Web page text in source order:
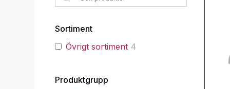
Sortiment
Övrigt sortiment 4
Produktgrupp